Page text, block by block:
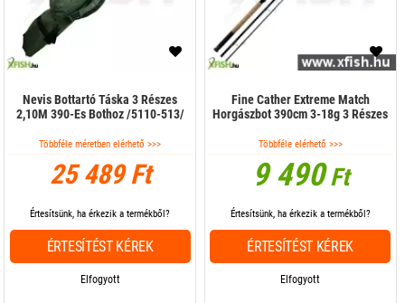
Nevis Bottartó Táska 3 Részes
2,10M 390-Es Bothoz /5110-513/
Többféle méretben elérhető >>>
25 489 Ft
Elfogyott
Értesítsünk, ha érkezik a termékből?
ÉRTESÍTÉST KÉREK
Fine Cather Extreme Match
Horgászbot 390cm 3-18g 3 Részes
Többféle elérhető >>>
9 490Ft
Elfogyott
Értesítsünk, ha érkezik a termékből?
ÉRTESÍTÉST KÉREK